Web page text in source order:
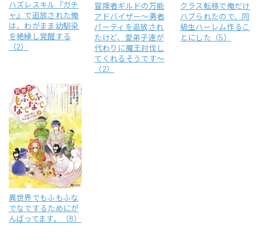
ハズレスキル『ガチ
ャ』で追放された俺
は、わがまま幼馴染
を絶縁し覚醒する
（2）
冒険者ギルドの万能
アドバイザー～勇者
パーティを追放され
たけど、愛弟子達が
代わりに魔王討伐し
てくれるそうです～
（2）
クラス転移で俺だけ
ハブられたので、同
級生ハーレム作るこ
とにした（5）
異世界でもふもふな
でなでするためにが
んばってます。（8）